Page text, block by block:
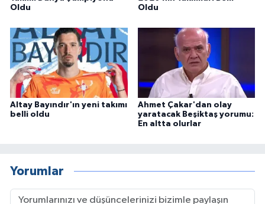
Oldu
Oldu
Altay Bayındır'ın yeni takımı
belli oldu
Ahmet Çakar'dan olay
yaratacak Beşiktaş yorumu:
En altta olurlar
Yorumlar